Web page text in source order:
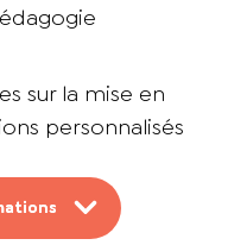
sur la mise en
personnalisés